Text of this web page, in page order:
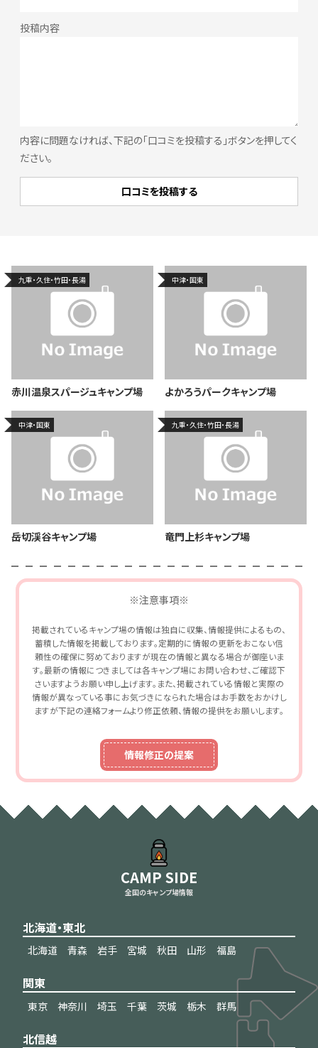
内容に問題なければ、下記の「口コミを投稿する」ボタンを押してく
ださい。
九重・久住・竹田・長湯
赤川温泉スパージュキャンプ場
中津・国東
よかろうパークキャンプ場
中津・国東
岳切渓谷キャンプ場
九重・久住・竹田・長湯
竜門上杉キャンプ場
※注意事項※
掲載されているキャンプ場の情報は独自に収集、情報提供によるもの、
蓄積した情報を掲載しております。定期的に情報の更新をおこない信
頼性の確保に努めておりますが現在の情報と異なる場合が御座いま
す。最新の情報につきましては各キャンプ場にお問い合わせ、ご確認下
さいますようお願い申し上げます。また、掲載されている情報と実際の
情報が異なっている事にお気づきになられた場合はお手数をおかけし
ますが下記の連絡フォームより修正依頼、情報の提供をお願いします。
情報修正の提案
CAMP SIDE
全国のキャンプ場情報
北海道・東北
北海道 青森 岩手 宮城 秋田 山形 福島
関東
東京 神奈川 埼玉 千葉 茨城 栃木 群馬
北信越